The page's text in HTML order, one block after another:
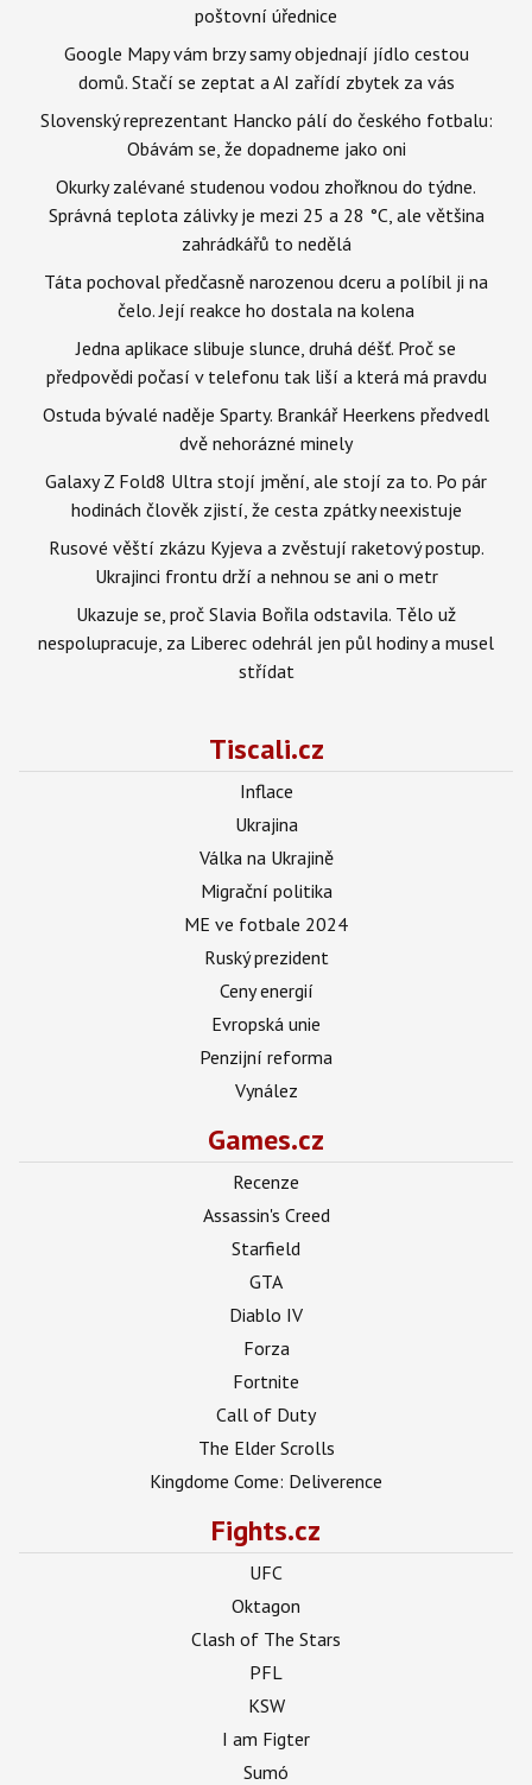
poštovní úřednice
Google Mapy vám brzy samy objednají jídlo cestou
domů. Stačí se zeptat a AI zařídí zbytek za vás
Slovenský reprezentant Hancko pálí do českého fotbalu:
Obávám se, že dopadneme jako oni
Okurky zalévané studenou vodou zhořknou do týdne.
Správná teplota zálivky je mezi 25 a 28 °C, ale většina
zahrádkářů to nedělá
Táta pochoval předčasně narozenou dceru a políbil ji na
čelo. Její reakce ho dostala na kolena
Jedna aplikace slibuje slunce, druhá déšť. Proč se
předpovědi počasí v telefonu tak liší a která má pravdu
Ostuda bývalé naděje Sparty. Brankář Heerkens předvedl
dvě nehorázné minely
Galaxy Z Fold8 Ultra stojí jmění, ale stojí za to. Po pár
hodinách člověk zjistí, že cesta zpátky neexistuje
Rusové věští zkázu Kyjeva a zvěstují raketový postup.
Ukrajinci frontu drží a nehnou se ani o metr
Ukazuje se, proč Slavia Bořila odstavila. Tělo už
nespolupracuje, za Liberec odehrál jen půl hodiny a musel
střídat
Tiscali.cz
Inflace
Ukrajina
Válka na Ukrajině
Migrační politika
ME ve fotbale 2024
Ruský prezident
Ceny energií
Evropská unie
Penzijní reforma
Vynález
Games.cz
Recenze
Assassin's Creed
Starfield
GTA
Diablo IV
Forza
Fortnite
Call of Duty
The Elder Scrolls
Kingdome Come: Deliverence
Fights.cz
UFC
Oktagon
Clash of The Stars
PFL
KSW
I am Figter
Sumó